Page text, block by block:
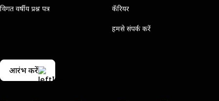
विगत वर्षीय प्रश्न पत्र कॅरियर
हमसे संपर्क करें
आरंभ करें